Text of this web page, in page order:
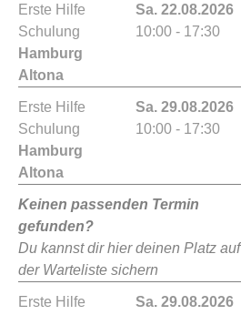
Erste Hilfe
Schulung
Hamburg
Altona
Sa. 22.08.2026
10:00 - 17:30
Erste Hilfe
Schulung
Hamburg
Altona
Sa. 29.08.2026
10:00 - 17:30
Keinen passenden Termin
gefunden?
Du kannst dir hier deinen Platz auf
der Warteliste sichern
Erste Hilfe
Sa. 29.08.2026